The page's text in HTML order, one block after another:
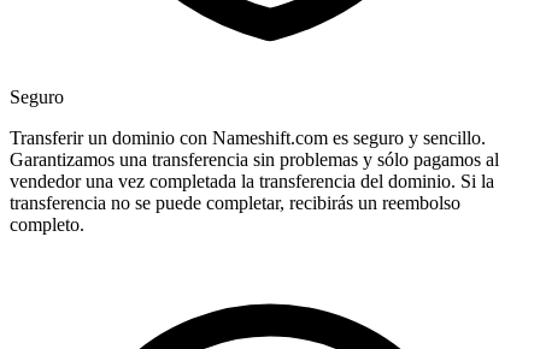
Seguro
Transferir un dominio con Nameshift.com es seguro y sencillo.
Garantizamos una transferencia sin problemas y sólo pagamos al
vendedor una vez completada la transferencia del dominio. Si la
transferencia no se puede completar, recibirás un reembolso
completo.